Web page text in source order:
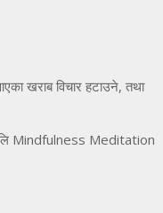
खराब विचार हटाउने, तथा
Mindfulness Meditation